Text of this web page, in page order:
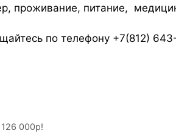
проживание, питание,
по телефону +7(812)
000р!